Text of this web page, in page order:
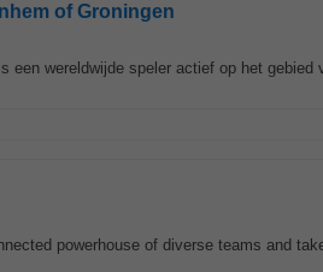
of Groningen
is een wereldwijde speler actief op het gebied
powerhouse of diverse teams and